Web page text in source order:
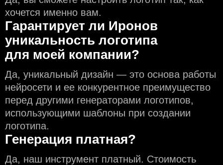
хочется именно вам.
Гарантирует ли Иронов
уникальность логотипа
для моей компании?
Да, уникальный дизайн — это основа работы
нейросети и еe конкурентное преимущество
перед другими генераторами логотипов,
использующими шаблоны при создании
логотипа.
Генерация платная?
Да, наш инструмент платный. Стоимость